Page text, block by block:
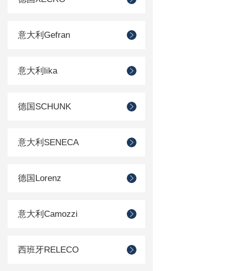
意大利Gefran
意大利lika
德国SCHUNK
意大利SENECA
德国Lorenz
意大利Camozzi
西班牙RELECO